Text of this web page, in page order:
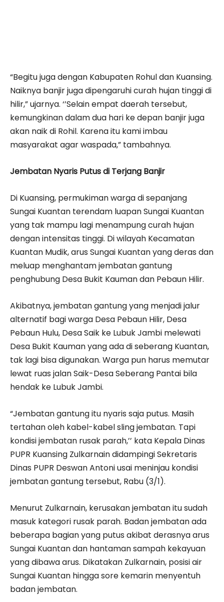
“Begitu juga dengan Kabupaten Rohul dan Kuansing.
Naiknya banjir juga dipengaruhi curah hujan tinggi di
hilir,” ujarnya. ‘’Selain empat daerah tersebut,
kemungkinan dalam dua hari ke depan banjir juga
akan naik di Rohil. Karena itu kami imbau
masyarakat agar waspada,” tambahnya.
Jembatan Nyaris Putus di Terjang Banjir
Di Kuansing, permukiman warga di sepanjang
Sungai Kuantan terendam luapan Sungai Kuantan
yang tak mampu lagi menampung curah hujan
dengan intensitas tinggi. Di wilayah Kecamatan
Kuantan Mudik, arus Sungai Kuantan yang deras dan
meluap menghantam jembatan gantung
penghubung Desa Bukit Kauman dan Pebaun Hilir.
Akibatnya, jembatan gantung yang menjadi jalur
alternatif bagi warga Desa Pebaun Hilir, Desa
Pebaun Hulu, Desa Saik ke Lubuk Jambi melewati
Desa Bukit Kauman yang ada di seberang Kuantan,
tak lagi bisa digunakan. Warga pun harus memutar
lewat ruas jalan Saik-Desa Seberang Pantai bila
hendak ke Lubuk Jambi.
“Jembatan gantung itu nyaris saja putus. Masih
tertahan oleh kabel-kabel sling jembatan. Tapi
kondisi jembatan rusak parah,’’ kata Kepala Dinas
PUPR Kuansing Zulkarnain didampingi Sekretaris
Dinas PUPR Deswan Antoni usai meninjau kondisi
jembatan gantung tersebut, Rabu (3/1).
Menurut Zulkarnain, kerusakan jembatan itu sudah
masuk kategori rusak parah. Badan jembatan ada
beberapa bagian yang putus akibat derasnya arus
Sungai Kuantan dan hantaman sampah kekayuan
yang dibawa arus. Dikatakan Zulkarnain, posisi air
Sungai Kuantan hingga sore kemarin menyentuh
badan jembatan.